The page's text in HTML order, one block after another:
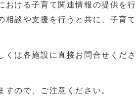
おける子育て関連情報の提供を行
相談や支援を行うと共に、子育て
くは各施設に直接お問合せくださ
ので、ご注意ください。